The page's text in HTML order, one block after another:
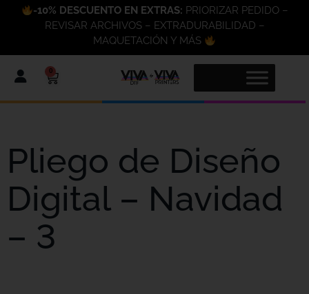
-10% DESCUENTO EN EXTRAS: PRIORIZAR PEDIDO –
REVISAR ARCHIVOS – EXTRADURABILIDAD –
MAQUETACIÓN Y MÁS
0
Pliego de Diseño
Digital – Navidad
– 3